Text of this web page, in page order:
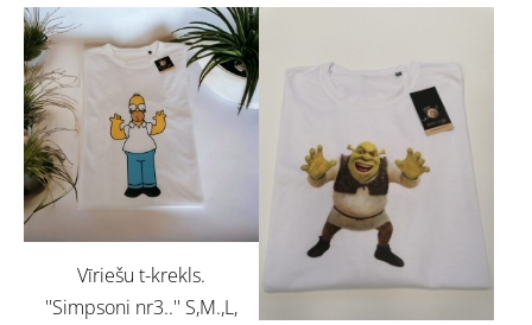
Vīriešu t-krekls.
''Simpsoni nr3..'' S,M.,L,